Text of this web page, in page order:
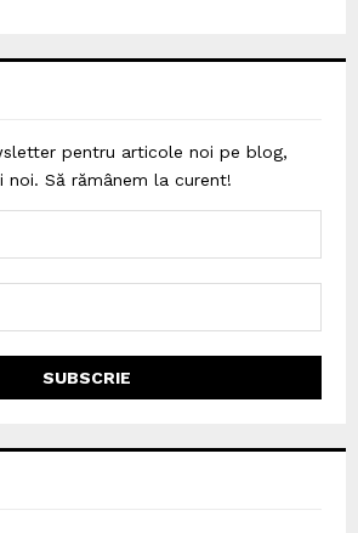
pentru articole noi pe blog,
Să rămânem la curent!